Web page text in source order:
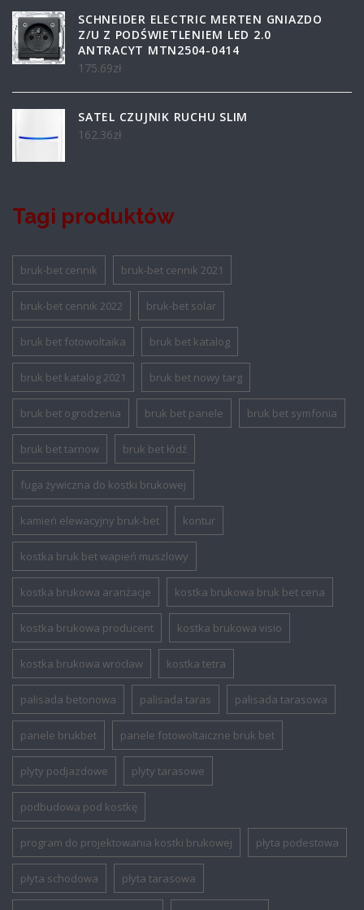
SCHNEIDER ELECTRIC MERTEN GNIAZDO
Z/U Z PODŚWIETLENIEM LED 2.0
ANTRACYT MTN2504-0414
175.69zł
SATEL CZUJNIK RUCHU SLIM
162.36zł
Tagi produktów
bruk-bet cennik bruk-bet cennik 2021
bruk-bet cennik 2022 bruk-bet solar
bruk bet fotowoltaika bruk bet katalog
bruk bet katalog 2021 bruk bet nowy targ
bruk bet ogrodzenia bruk bet panele bruk bet symfonia
bruk bet tarnow bruk bet łódź
fuga żywiczna do kostki brukowej
kamień elewacyjny bruk-bet kontur
kostka bruk bet wapień muszlowy
kostka brukowa aranżacje kostka brukowa bruk bet cena
kostka brukowa producent kostka brukowa visio
kostka brukowa wrocław kostka tetra
palisada betonowa palisada taras palisada tarasowa
panele brukbet panele fotowoltaiczne bruk bet
plyty podjazdowe plyty tarasowe
podbudowa pod kostkę
program do projektowania kostki brukowej płyta podestowa
płyta schodowa płyta tarasowa